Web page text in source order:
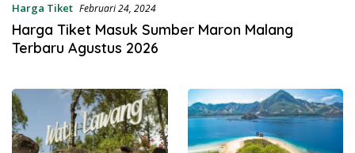
Harga Tiket Februari 24, 2024
Harga Tiket Masuk Sumber Maron Malang
Terbaru Agustus 2026